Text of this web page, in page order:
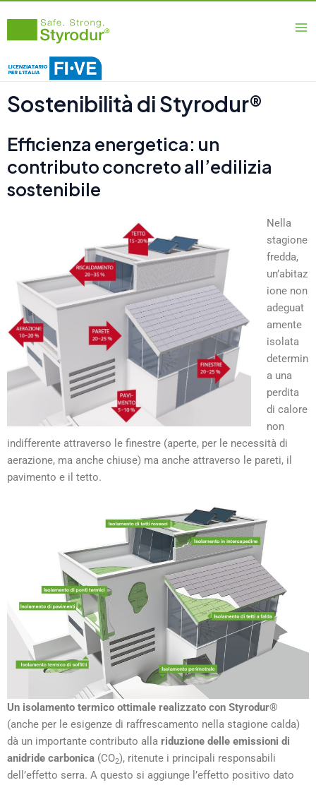
contenuto
Sostenibilità di Styrodur®
Efficienza energetica: un
contributo concreto all’edilizia
sostenibile
Nella
stagione
fredda,
un’abitaz
ione non
adeguat
amente
isolata
determin
a una
perdita
di calore
non
indifferente attraverso le finestre (aperte, per le necessità di
aerazione, ma anche chiuse) ma anche attraverso le pareti, il
pavimento e il tetto.
Un isolamento termico ottimale realizzato con Styrodur®
(anche per le esigenze di raffrescamento nella stagione calda)
dà un importante contributo alla riduzione delle emissioni di
anidride carbonica (CO2), ritenute i principali responsabili
dell’effetto serra. A questo si aggiunge l’effetto positivo dato